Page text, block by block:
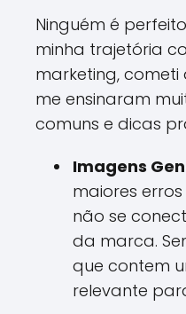
Ninguém é
minha trajetória
marketing, cometi
me ensinaram
comuns e dicas
Imagens
maiores
não se
da marca.
que contem
relevante